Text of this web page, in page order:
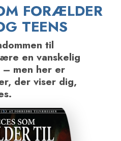
FORÆLDER
TEENS
til
en vanskelig
men her er
der viser dig,